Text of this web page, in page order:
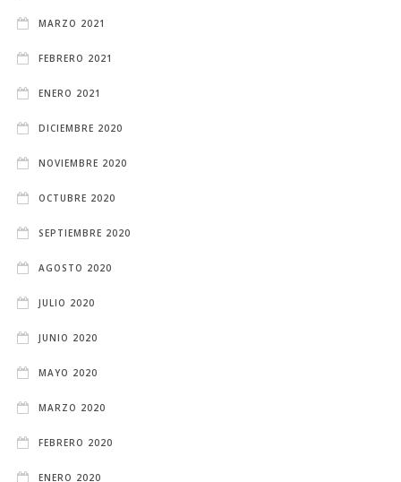
MARZO 2021
FEBRERO 2021
ENERO 2021
DICIEMBRE 2020
NOVIEMBRE 2020
OCTUBRE 2020
SEPTIEMBRE 2020
AGOSTO 2020
JULIO 2020
JUNIO 2020
MAYO 2020
MARZO 2020
FEBRERO 2020
ENERO 2020